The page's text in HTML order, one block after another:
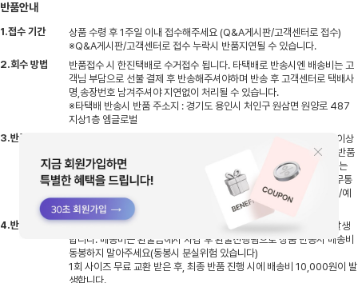
반품안내
1.접수 기간
상품 수령 후 1주일 이내 접수해주세요 (Q&A게시판/고객센터로 접수)
※Q&A게시판/고객센터로 접수 누락시 반품지연될 수 있습니다.
2.회수 방법
반품접수 시 한진택배로 수거접수 됩니다. 타택배로 반송시엔 배송비는 고
객님 부담으로 선불 결제 후 반송해주셔야하며 반송 후 고객센터로 택배사
명,송장번호 남겨주셔야 지연없이 처리될 수 있습니다.
※타택배 반송시 반품 주소지 : 경기도 용인시 처인구 원삼면 원양로 487
지상1층 엠글로벌
3.반품 기간
반송하신 상품 입고 후 검수기간 평일기준 2~3일 소요, 검수 후 상품 이상
없을시 결제하신 수단으로 환불처리 진행됩니다. (무통장입금의 경우 반품
완료 후 평일기준 1~2일 이내 고객님 계좌로 입금되며, 카드결제 취소는
반품완료 후 카드사에 따라 영업일 기준 3~5일 소요될 수 있습니다) 무통
장으로 결제하신 고객님들은 반품접수시 환불받으실 은행명/계좌번호/예
금주명 남겨주세요
4.반품 배송비
부분반품시엔 배송비 2,500원이며 전체반품시엔 배송비 5,000원 발생
합니다. 배송비는 환불금에서 차감 후 환불진행됨으로 상품 반송시 배송비
동봉하지 말아주세요(동봉시 분실위험 있습니다)
1회 사이즈 무료 교환 받은 후, 최종 반품 진행 시에 배송비 10,000원이 발
생합니다.